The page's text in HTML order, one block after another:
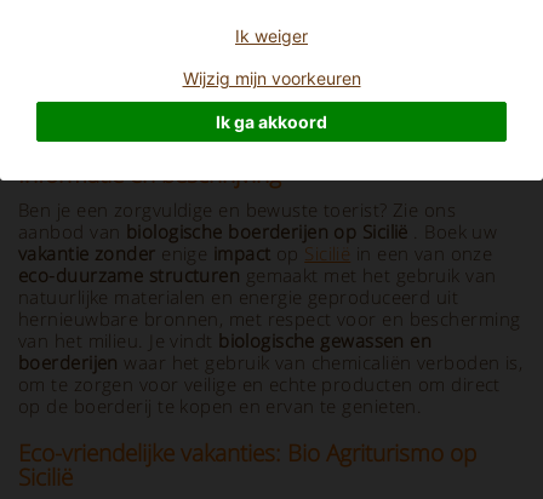
Ik weiger
Wijzig mijn voorkeuren
Ik ga akkoord
Informatie en beschrijving
Ben je een zorgvuldige en bewuste toerist? Zie ons
aanbod van biologische boerderijen op Sicilië . Boek uw
vakantie zonder enige impact op Sicilië in een van onze
eco-duurzame structuren gemaakt met het gebruik van
natuurlijke materialen en energie geproduceerd uit
hernieuwbare bronnen, met respect voor en bescherming
van het milieu. Je vindt biologische gewassen en
boerderijen waar het gebruik van chemicaliën verboden is,
om te zorgen voor veilige en echte producten om direct
op de boerderij te kopen en ervan te genieten.
Eco-vriendelijke vakanties: Bio Agriturismo op
Sicilië